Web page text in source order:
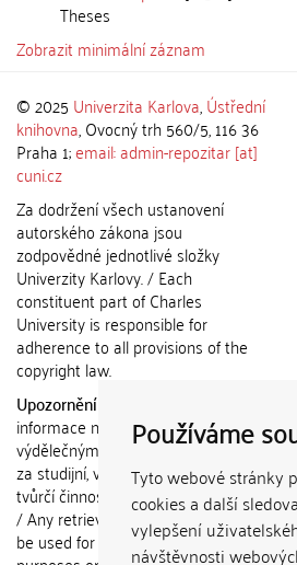
Používáme
Tyto webové stránky
cookies a další
vylepšení
návštěvnosti
Theses
Zobrazit minimální záznam
© 2025 Univerzita Karlova,Ústřední
knihovna, Ovocný trh 560/5, 116 36
Praha 1;email: admin-repozitar [at]
cuni.cz
Za dodržení všech ustanovení
autorského zákona jsou
zodpovědné jednotlivé složky
Univerzity Karlovy. / Each
constituent part of Charles
University is responsible for
adherence to all provisions of the
copyright law.
Upozornění / Notice:
informace nemohou být použity k
výdělečným účelům nebo vydávány
za studijní, vědeckou nebo jinou
tvůrčí činnost jiné osoby než autora.
/ Any retrieved information shall not
be used for any commercial